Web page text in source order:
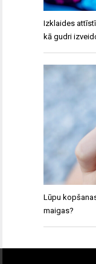
Izklaides
kā gudri
Lūpu
maigas?